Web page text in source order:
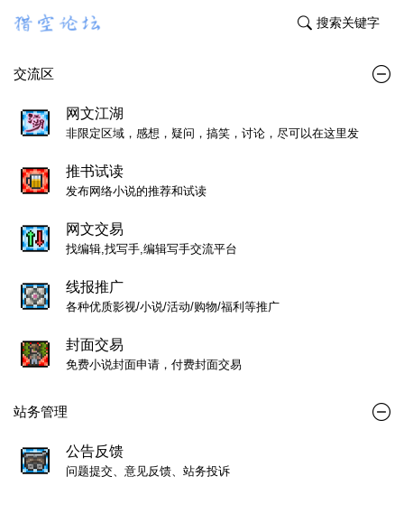
搜索关键字
交流区
网文江湖
非限定区域，感想，疑问，搞笑，讨论，尽可以在这里发
推书试读
发布网络小说的推荐和试读
网文交易
找编辑,找写手,编辑写手交流平台
线报推广
各种优质影视/小说/活动/购物/福利等推广
封面交易
免费小说封面申请，付费封面交易
站务管理
公告反馈
问题提交、意见反馈、站务投诉